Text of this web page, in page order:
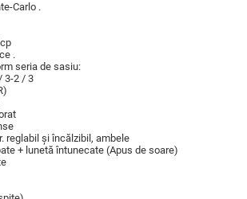
Carlo .
.
seria de sasiu:
3-2 / 3
reglabil și încălzibil, ambele
+ lunetă întunecate (Apus de soare)